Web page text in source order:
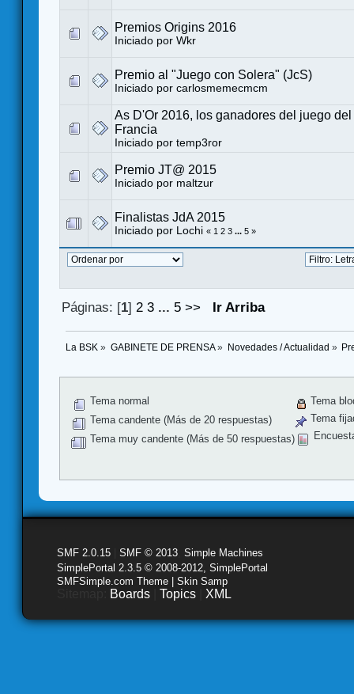
Premios Origins 2016
Iniciado por Wkr
Premio al "Juego con Solera" (JcS)
Iniciado por carlosmemecmcm
As D'Or 2016, los ganadores del juego
Francia
Iniciado por temp3ror
Premio JT@ 2015
Iniciado por maltzur
Finalistas JdA 2015
Iniciado por Lochi « 1 2 3 ... 5 »
Páginas: [1] 2 3 ... 5 >> Ir Arriba
La BSK » GABINETE DE PRENSA» Novedades / Actualidad »
Tema normal
Tema candente (Más de 20 respuestas)
Tema muy candente (Más de 50 respuestas)
Tema
Tema
SMF 2.0.15 SMF © 2013 Simple Machines
SimplePortal 2.3.5 © 2008-2012, SimplePortal
SMFSimple.com Theme | Skin Samp
Boards Topics XML